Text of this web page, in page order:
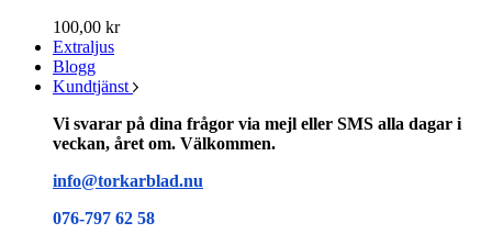
100,00 kr
Extraljus
Blogg
Kundtjänst
Vi svarar på dina frågor via mejl eller SMS alla dagar i
veckan, året om. Välkommen.
info@torkarblad.nu
076-797 62 58